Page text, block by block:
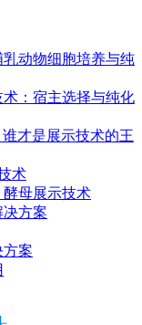
动物细胞培养与纯
：宿主选择与纯化
才是展示技术的王
术
母展示技术
方案
案